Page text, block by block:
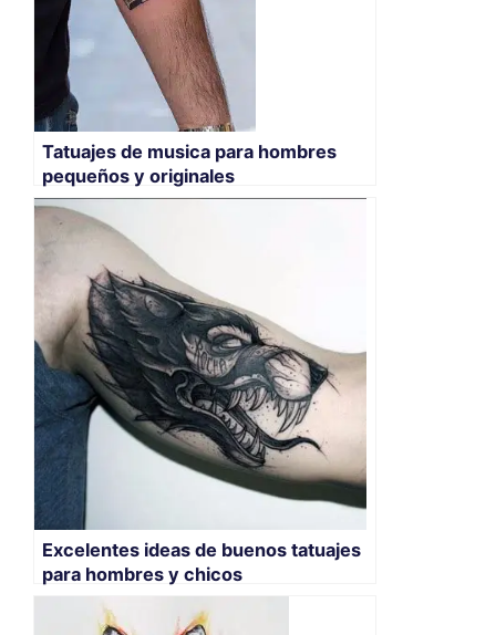
Tatuajes de musica para hombres
pequeños y originales
Excelentes ideas de buenos tatuajes
para hombres y chicos